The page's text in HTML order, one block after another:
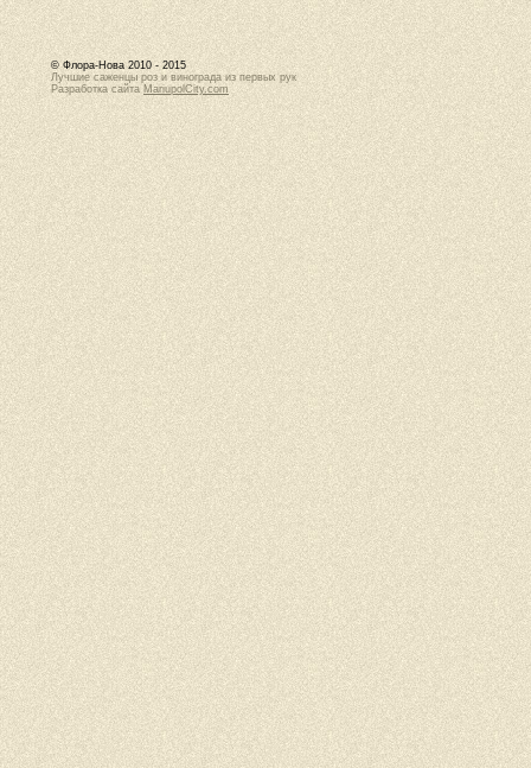
© Флора-Нова 2010 - 2015
Лучшие саженцы роз и винограда из первых рук
Разработка сайта MariupolCity.com